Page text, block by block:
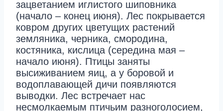
зацветанием иглистого шиповника
(начало – конец июня). Лес покрывается
ковром других цветущих растений
земляника, черника, смородина,
костяника, кислица (середина мая –
начало июня). Птицы заняты
высиживанием яиц, а у боровой и
водоплавающей дичи появляются
выводки. Лес встречает нас
несмолкаемым птичьим разноголосием,